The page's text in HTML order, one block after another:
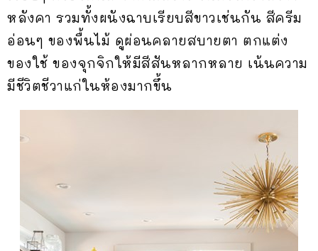
หลังคา รวมทั้งผนังฉาบเรียบสีขาวเช่นกัน สีครีม
อ่อนๆ ของพื้นไม้ ดูผ่อนคลายสบายตา ตกแต่ง
ของใช้ ของจุกจิกให้มีสีสันหลากหลาย เน้นความ
มีชีวิตชีวาแก่ในห้องมากขึ้น